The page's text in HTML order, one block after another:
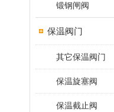
锻钢闸阀
保温阀门
其它保温阀门
保温旋塞阀
保温截止阀